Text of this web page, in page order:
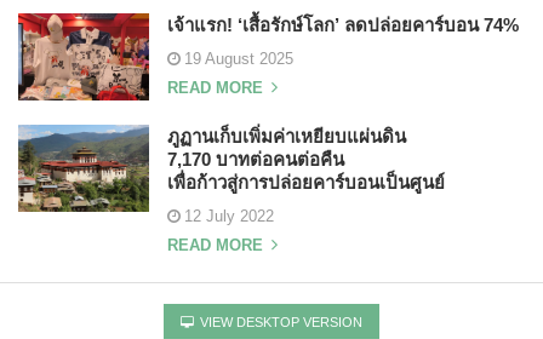
เจ้าแรก! ‘เสื้อรักษ์โลก’ ลดปล่อยคาร์บอน 74%
19 August 2025
READ MORE
ภูฏานเก็บเพิ่มค่าเหยียบแผ่นดิน
7,170 บาทต่อคนต่อคืน
เพื่อก้าวสู่การปล่อยคาร์บอนเป็นศูนย์
12 July 2022
READ MORE
VIEW DESKTOP VERSION